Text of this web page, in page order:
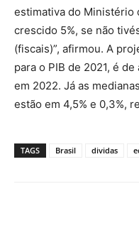
estimativa do Ministério
crescido 5%, se não
(fiscais)”, afirmou. A
para o PIB de 2021, é de
em 2022. Já as
estão em 4,5% e 0,3%,
TAGS Brasil dividas